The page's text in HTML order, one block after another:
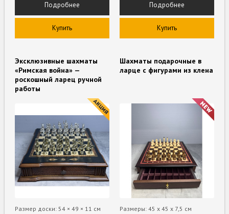
Подробнее
Купить
Подробнее
Купить
Эксклюзивные шахматы
«Римская война» —
роскошный ларец ручной
работы
Размер доски: 54 × 49 × 11 см
Шахматы подарочные в
ларце с фигурами из клена
Размеры: 45 x 45 х 7,5 см